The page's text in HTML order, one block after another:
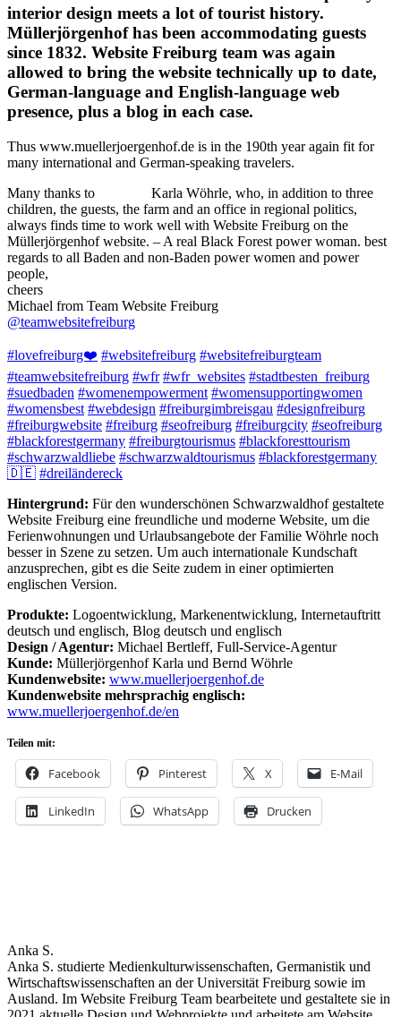
interior design meets a lot of tourist history.
Müllerjörgenhof has been accommodating guests
since 1832. Website Freiburg team was again
allowed to bring the website technically up to date,
German-language and English-language web
presence, plus a blog in each case.
Thus www.muellerjoergenhof.de is in the 190th year again fit for
many international and German-speaking travelers.
Many thanks to
Karla Wöhrle, who, in addition to three
children, the guests, the farm and an office in regional politics,
always finds time to work well with Website Freiburg on the
Müllerjörgenhof website. – A real Black Forest power woman. best
regards to all Baden and non-Baden power women and power
people,
cheers
Michael from Team Website Freiburg
@teamwebsitefreiburg
#lovefreiburg❤️ #websitefreiburg #websitefreiburgteam
#teamwebsitefreiburg #wfr #wfr_websites #stadtbesten_freiburg
#suedbaden #womenempowerment #womensupportingwomen
#womensbest #webdesign #freiburgimbreisgau #designfreiburg
#freiburgwebsite #freiburg #seofreiburg #freiburgcity #seofreiburg
#blackforestgermany #freiburgtourismus #blackforesttourism
#schwarzwaldliebe #schwarzwaldtourismus #blackforestgermany
🇩🇪 #dreiländereck
Hintergrund: Für den wunderschönen Schwarzwaldhof gestaltete
Website Freiburg eine freundliche und moderne Website, um die
Ferienwohnungen und Urlaubsangebote der Familie Wöhrle noch
besser in Szene zu setzen. Um auch internationale Kundschaft
anzusprechen, gibt es die Seite zudem in einer optimierten
englischen Version.
Produkte: Logoentwicklung, Markenentwicklung, Internetauftritt
deutsch und englisch, Blog deutsch und englisch
Design / Agentur: Michael Bertleff, Full-Service-Agentur
Kunde: Müllerjörgenhof Karla und Bernd Wöhrle
Kundenwebsite: www.muellerjoergenhof.de
Kundenwebsite mehrsprachig englisch:
www.muellerjoergenhof.de/en
Teilen mit:
Facebook Pinterest X E-Mail
LinkedIn WhatsApp Drucken
Anka S.
Anka S. studierte Medienkulturwissenschaften, Germanistik und
Wirtschaftswissenschaften an der Universität Freiburg sowie im
Ausland. Im Website Freiburg Team bearbeitete und gestaltete sie in